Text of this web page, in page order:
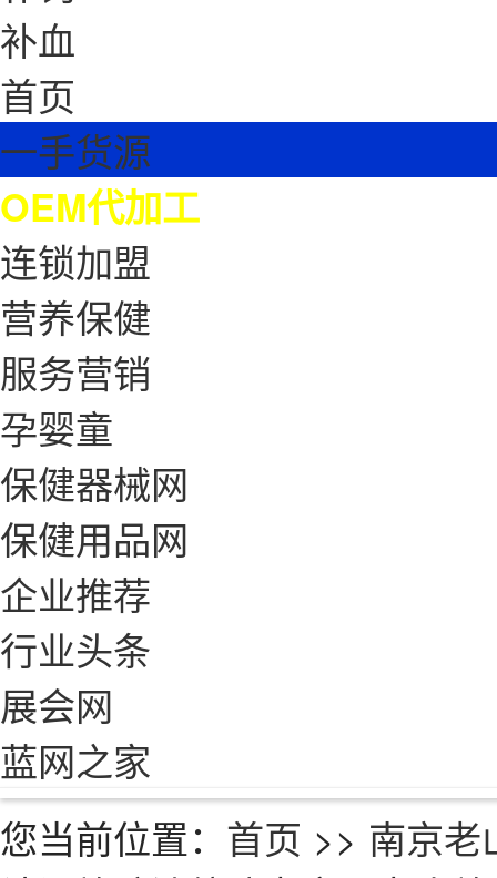
补血
首页
一手货源
OEM代加工
连锁加盟
营养保健
服务营销
孕婴童
保健器械网
保健用品网
企业推荐
行业头条
展会网
蓝网之家
您当前位置： 首页 >> 南京老